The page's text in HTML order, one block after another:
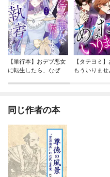
【単行本】おデブ悪女
に転生したら、なぜか
【タテヨミ
もういりませ
同じ作者の本